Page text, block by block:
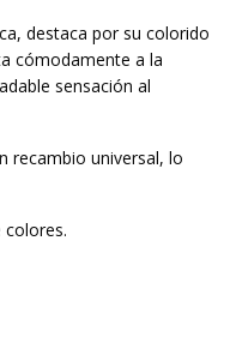
destaca por su colorido
cómodamente a la
sensación al
recambio universal, lo
colores.